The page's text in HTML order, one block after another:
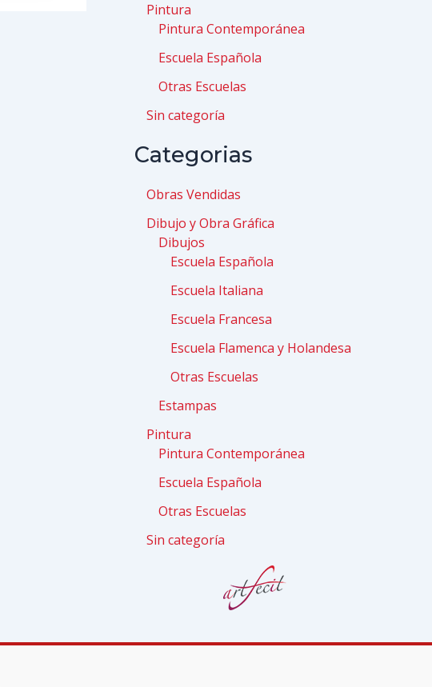
Pintura
Pintura Contemporánea
Escuela Española
Otras Escuelas
Sin categoría
Categorias
Obras Vendidas
Dibujo y Obra Gráfica
Dibujos
Escuela Española
Escuela Italiana
Escuela Francesa
Escuela Flamenca y Holandesa
Otras Escuelas
Estampas
Pintura
Pintura Contemporánea
Escuela Española
Otras Escuelas
Sin categoría